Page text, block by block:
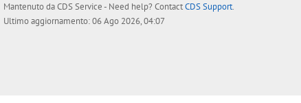
Mantenuto daCDS Service- Need help? ContactCDS Support.
Ultimo aggiornamento: 06 Ago 2026, 04:07